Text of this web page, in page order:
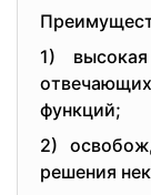
1) высoкая
функций;
2)
peшeния